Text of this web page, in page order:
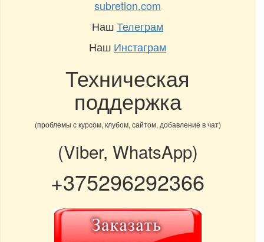
subretion.com
НашТелеграм
Наш Инстаграм
Техническая
поддержка
(проблемы с курсом, клубом, сайтом, добавление в чат)
(Viber, WhatsApp)
+375296292366